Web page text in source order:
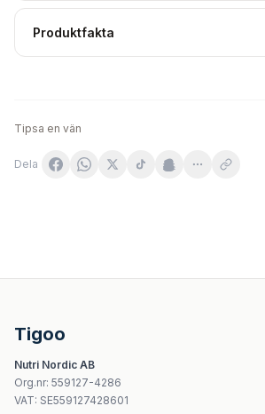
Produktfakta
Tipsa en vän
Dela
Aronpharma Berroxin ® Gummies 60
Xenico Pharma - XeniVIT bio Vitamin
Natures Aid - Cod Liver Oil - 90 Sgels
Tigoo
Nutri Nordic AB
Org.nr: 559127-4286
VAT: SE559127428601